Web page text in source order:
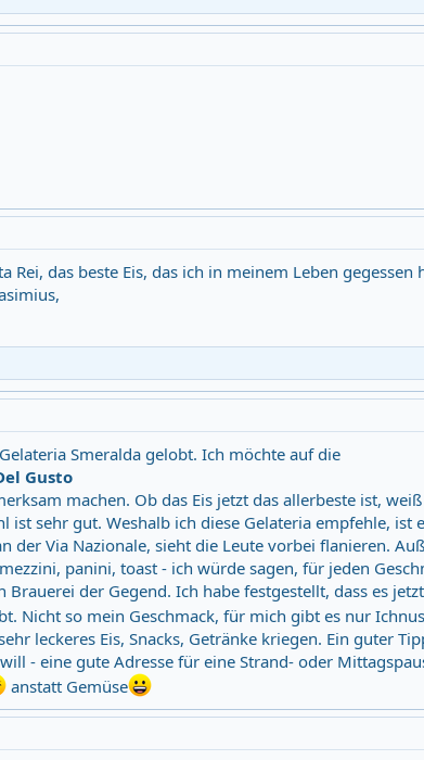
Rei, das beste Eis, das ich in meinem Leben
Smeralda gelobt. Ich möchte auf die
Gusto
machen. Ob das Eis jetzt das allerbeste ist,
ist sehr gut. Weshalb ich diese Gelateria empfehle, ist
der Via Nazionale, sieht die Leute vorbei flanieren.
panini, toast - ich würde sagen, für jeden
der Gegend. Ich habe festgestellt, dass es
Nicht so mein Geschmack, für mich gibt es nur
leckeres Eis, Snacks, Getränke kriegen. Ein guter
- eine gute Adresse für eine Strand- oder
anstatt Gemüse